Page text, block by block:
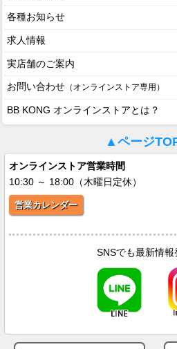
各種お知らせ
求人情報
実店舗のご案内
お問い合わせ （オンラインストア専用）
BB KONG オンラインストアとは？
▲ページ
オンラインストア営業時間
10:30 ～ 18:00（木曜日定休）
営業カレンダー
SNSでも最新情報